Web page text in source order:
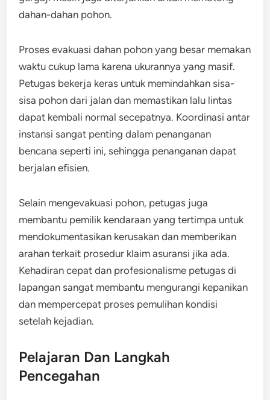
dahan-dahan pohon.
Proses evakuasi dahan pohon yang besar memakan
waktu cukup lama karena ukurannya yang masif.
Petugas bekerja keras untuk memindahkan sisa-
sisa pohon dari jalan dan memastikan lalu lintas
dapat kembali normal secepatnya. Koordinasi antar
instansi sangat penting dalam penanganan
bencana seperti ini, sehingga penanganan dapat
berjalan efisien.
Selain mengevakuasi pohon, petugas juga
membantu pemilik kendaraan yang tertimpa untuk
mendokumentasikan kerusakan dan memberikan
arahan terkait prosedur klaim asuransi jika ada.
Kehadiran cepat dan profesionalisme petugas di
lapangan sangat membantu mengurangi kepanikan
dan mempercepat proses pemulihan kondisi
setelah kejadian.
Pelajaran Dan Langkah
Pencegahan